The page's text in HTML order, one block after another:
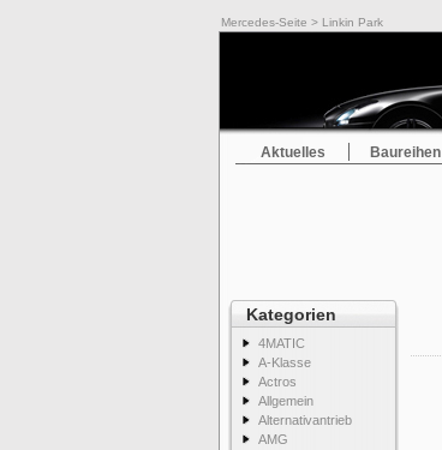
Mercedes-Seite > Linkin Park
Aktuelles Baureihen
Kategorien
4MATIC
A-Klasse
Actros
Allgemein
Alternativantrieb
AMG